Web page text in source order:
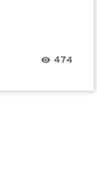
474